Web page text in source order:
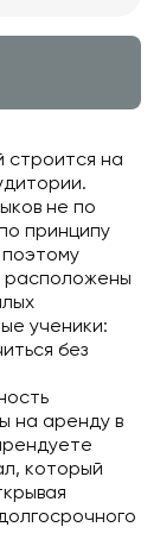
строится на
не по
принципу
расположены
ученики:
без
на аренду в
который